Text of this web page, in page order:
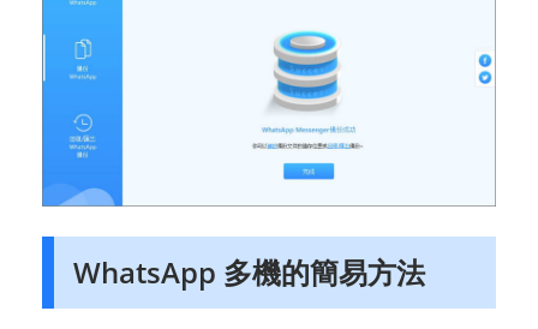
WhatsApp 多機的簡易方法